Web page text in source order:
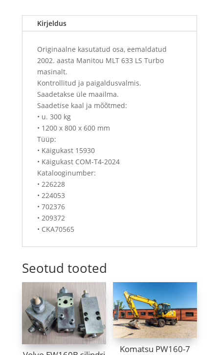
Kirjeldus
Originaalne kasutatud osa, eemaldatud
2002. aasta Manitou MLT 633 LS Turbo
masinalt.
Kontrollitud ja paigaldusvalmis.
Saadetakse üle maailma.
Saadetise kaal ja mõõtmed:
• u. 300 kg
• 1200 x 800 x 600 mm
Tüüp:
• Käigukast 15930
• Käigukast COM-T4-2024
Katalooginumber:
• 226228
• 224053
• 702376
• 209372
• CKA70565
Seotud tooted
Komatsu PW160-7